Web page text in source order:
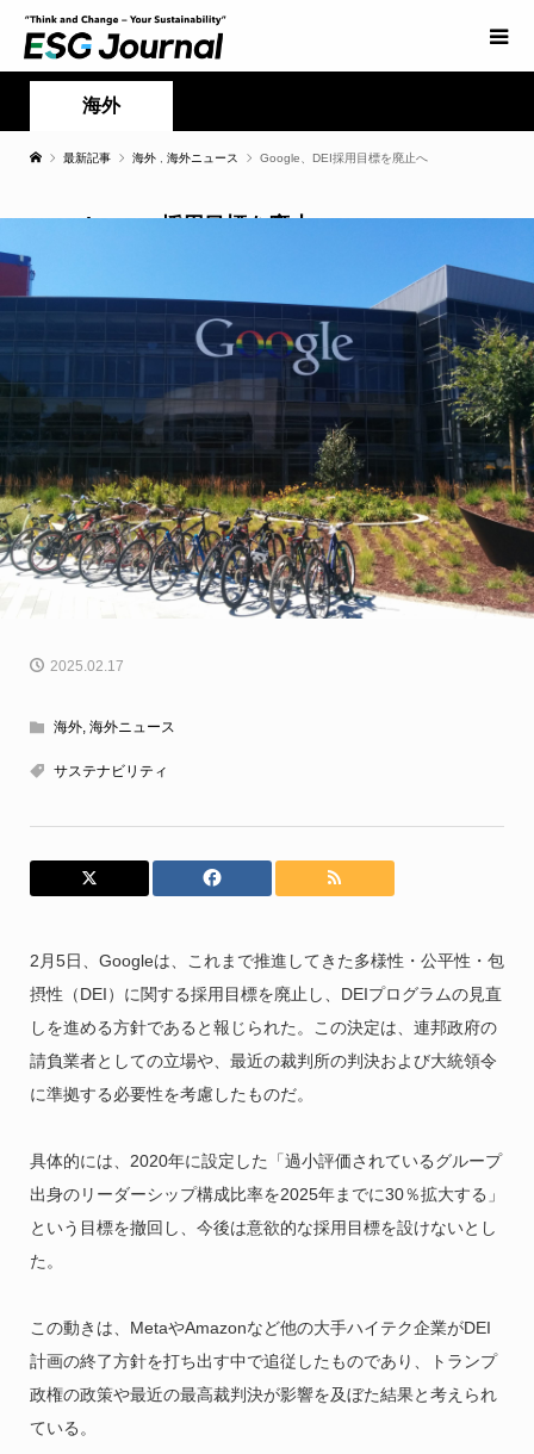
海外
最新記事 海外 海外ニュース Google、DEI採用目標を廃止へ
Google、DEI採用目標を廃止へ
2025.02.17
海外, 海外ニュース
サステナビリティ
2月5日、Googleは、これまで推進してきた多様性・公平性・包
摂性（DEI）に関する採用目標を廃止し、DEIプログラムの見直
しを進める方針であると報じられた。この決定は、連邦政府の
請負業者としての立場や、最近の裁判所の判決および大統領令
に準拠する必要性を考慮したものだ。
具体的には、2020年に設定した「過小評価されているグループ
出身のリーダーシップ構成比率を2025年までに30％拡大する」
という目標を撤回し、今後は意欲的な採用目標を設けないとし
た。
この動きは、MetaやAmazonなど他の大手ハイテク企業がDEI
計画の終了方針を打ち出す中で追従したものであり、トランプ
政権の政策や最近の最高裁判決が影響を及ぼた結果と考えられ
ている。